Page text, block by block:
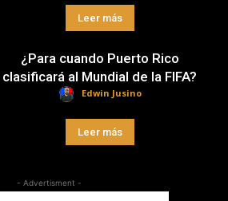
Leer más
¿Para cuando Puerto Rico
clasificará al Mundial de la FIFA?
Edwin Jusino
Leer más
- Advertisment -